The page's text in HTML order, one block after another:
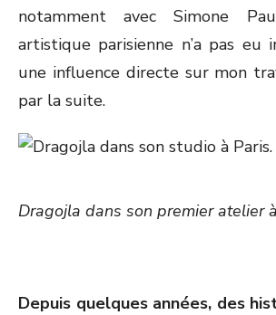
notamment avec Simone
artistique parisienne n’a pas eu
une influence directe sur mon
par la suite.
Dragojla dans son premier atelier
Depuis quelques années, des